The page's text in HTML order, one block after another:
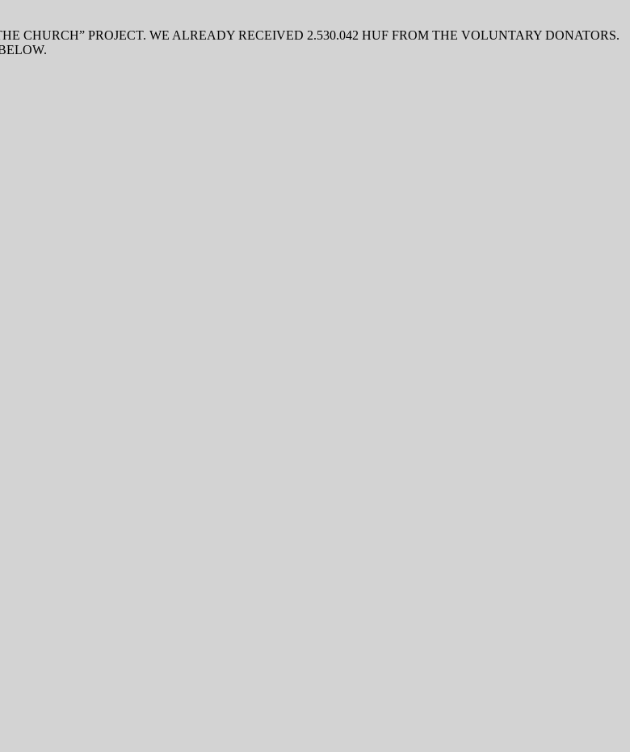
CHURCH” PROJECT. WE ALREADY RECEIVED 2.530.042 HUF FROM THE VOLUNTARY DONATORS.